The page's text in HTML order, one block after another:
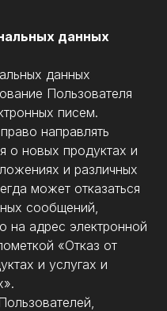
данных
данных
Пользователя
писем.
направлять
о новых продуктах и
и различных
может отказаться
сообщений,
на адрес электронной
«Отказ от
и услугах и